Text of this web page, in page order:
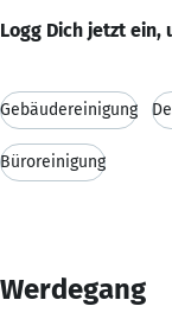
Logg Dich jetzt ein,
Gebäudereinigung
Büroreinigung
Werdegang